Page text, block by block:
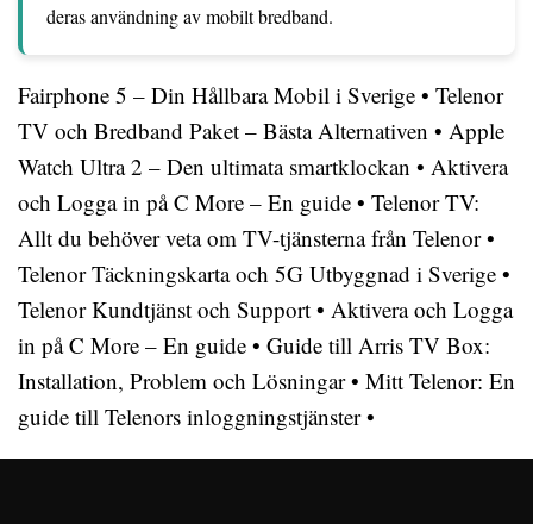
deras användning av mobilt bredband.
Fairphone 5 – Din Hållbara Mobil i Sverige • Telenor
TV och Bredband Paket – Bästa Alternativen • Apple
Watch Ultra 2 – Den ultimata smartklockan • Aktivera
och Logga in på C More – En guide • Telenor TV:
Allt du behöver veta om TV-tjänsterna från Telenor•
Telenor Täckningskarta och 5G Utbyggnad i Sverige •
Telenor Kundtjänst och Support • Aktivera och Logga
in på C More – En guide • Guide till Arris TV Box:
Installation, Problem och Lösningar• Mitt Telenor: En
guide till Telenors inloggningstjänster•